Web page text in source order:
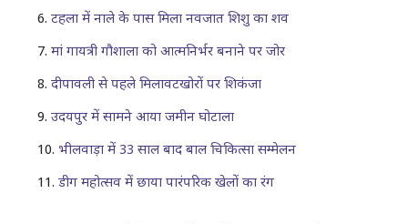
टहला में नाले के पास मिला नवजात शिशु का शव
मां गायत्री गौशाला को आत्मनिर्भर बनाने पर जोर
दीपावली से पहले मिलावटखोरों पर शिकंजा
उदयपुर में सामने आया जमीन घोटाला
भीलवाड़ा में 33 साल बाद बाल चिकित्सा सम्मेलन
डीग महोत्सव में छाया पारंपरिक खेलों का रंग